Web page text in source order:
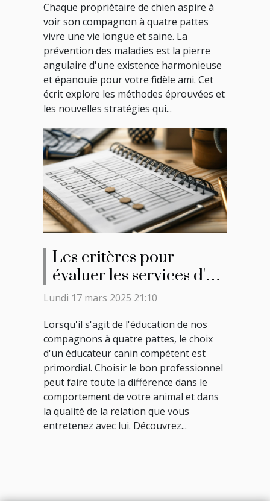
en bonne santé tout au
long de sa vie
Chaque propriétaire de chien aspire à
voir son compagnon à quatre pattes
vivre une vie longue et saine. La
prévention des maladies est la pierre
angulaire d'une existence harmonieuse
et épanouie pour votre fidèle ami. Cet
écrit explore les méthodes éprouvées et
les nouvelles stratégies qui...
Les critères pour
évaluer les services d'un
éducateur canin
Lundi 17 mars 2025 21:10
Lorsqu'il s'agit de l'éducation de nos
compagnons à quatre pattes, le choix
d'un éducateur canin compétent est
primordial. Choisir le bon professionnel
peut faire toute la différence dans le
comportement de votre animal et dans
la qualité de la relation que vous
entretenez avec lui. Découvrez...